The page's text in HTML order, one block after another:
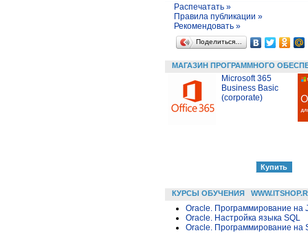
Распечатать »
Правила публикации »
Рекомендовать »
Поделиться…
МАГАЗИН ПРОГРАММНОГО
Microsoft 365
Business Basic
(corporate)
КУРСЫ ОБУЧЕНИЯ
Oracle. Программирование на
Oracle. Настройка языка SQL
Oracle. Программирование на